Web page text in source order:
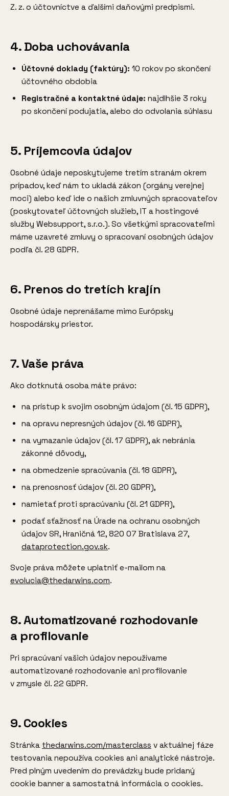
Z. z. o účtovníctve a ďalšími daňovými predpismi.
4. Doba uchovávania
Účtovné doklady (faktúry): 10 rokov po skončení
účtovného obdobia
Registračné a kontaktné údaje: najdlhšie 3 roky
po skončení podujatia, alebo do odvolania súhlasu
5. Príjemcovia údajov
Osobné údaje neposkytujeme tretím stranám okrem
prípadov, keď nám to ukladá zákon (orgány verejnej
moci) alebo keď ide o našich zmluvných spracovateľov
(poskytovateľ účtovných služieb, IT a hostingové
služby Websupport, s.r.o.). So všetkými spracovateľmi
máme uzavreté zmluvy o spracovaní osobných údajov
podľa čl. 28 GDPR.
6. Prenos do tretích krajín
Osobné údaje neprenášame mimo Európsky
hospodársky priestor.
7. Vaše práva
Ako dotknutá osoba máte právo:
na prístup k svojim osobným údajom (čl. 15 GDPR),
na opravu nepresných údajov (čl. 16 GDPR),
na vymazanie údajov (čl. 17 GDPR), ak nebránia
zákonné dôvody,
na obmedzenie spracúvania (čl. 18 GDPR),
na prenosnosť údajov (čl. 20 GDPR),
namietať proti spracúvaniu (čl. 21 GDPR),
podať sťažnosť na Úrade na ochranu osobných
údajov SR, Hraničná 12, 820 07 Bratislava 27,
dataprotection.gov.sk.
Svoje práva môžete uplatniť e-mailom na
evolucia@thedarwins.com.
8. Automatizované rozhodovanie
a profilovanie
Pri spracúvaní vašich údajov nepoužívame
automatizované rozhodovanie ani profilovanie
v zmysle čl. 22 GDPR.
9. Cookies
Stránka thedarwins.com/masterclass v aktuálnej fáze
testovania nepoužíva cookies ani analytické nástroje.
Pred plným uvedením do prevádzky bude pridaný
cookie banner a samostatná informácia o cookies.